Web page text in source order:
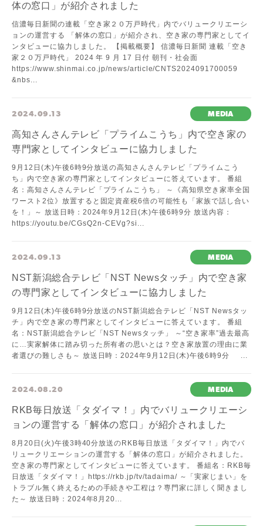
体の窓口」が紹介されました
信濃毎日新聞の連載「空き家２０万戸時代」内でバリュークリエーシ
ョンの運営する 「解体の窓口」が紹介され、空き家の専門家としてイ
ンタビューに協力しました。 【掲載概要】 信濃毎日新聞 連載「空き
家２０万戸時代」 2024 年 9 月 17 日付 朝刊・社会面
https://www.shinmai.co.jp/news/article/CNTS2024091700059
&nbs...
2024.09.13 MEDIA
高知さんさんテレビ「プライムこうち」内で空き家の
専門家としてインタビューに協力しました
9月12日(木)午後6時9分放送の高知さんさんテレビ「プライムこう
ち」内で空き家の専門家としてインタビューに答えています。 番組
名：高知さんさんテレビ「プライムこうち」 ～《高知県空き家率全国
ワースト2位》放置すると固定資産税6倍の可能性も「家族で話し合い
を！」～ 放送日時：2024年9月12日(木)午後6時9分 放送内容：
https://youtu.be/CGsQ2n-CEVg?si...
2024.09.13 MEDIA
NST新潟総合テレビ「NST Newsタッチ」内で空き家
の専門家としてインタビューに協力しました
9月12日(木)午後6時9分放送のNST新潟総合テレビ「NST Newsタッ
チ」内で空き家の専門家としてインタビューに答えています。 番組
名：NST新潟総合テレビ「NST Newsタッチ」 ～“空き家率”過去最高
に…実家解体に踏み切った所有者の思いとは？空き家放置の理由に業
者選びの難しさも～ 放送日時：2024年9月12日(木)午後6時9分 ...
2024.08.20 MEDIA
RKB毎日放送「タダイマ！」内でバリュークリエーシ
ョンの運営する「解体の窓口」が紹介されました
8月20日(火)午後3時40分放送のRKB毎日放送「タダイマ！」内でバ
リュークリエーションの運営する「解体の窓口」が紹介されました。
空き家の専門家としてインタビューに答えています。 番組名：RKB毎
日放送「タダイマ！」https://rkb.jp/tv/tadaima/ ～「実家じまい」を
トラブル無く終えるための手続きや工程は？専門家に詳しく聞きまし
た～ 放送日時：2024年8月20...